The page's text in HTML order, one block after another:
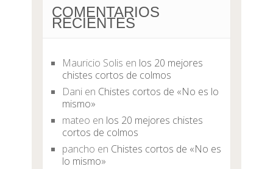
COMENTARIOS
RECIENTES
Mauricio Solis en los 20 mejores
chistes cortos de colmos
Danien Chistes cortos de «No es lo
mismo»
mateo en los 20 mejores chistes
cortos de colmos
pancho en Chistes cortos de «No es
lo mismo»